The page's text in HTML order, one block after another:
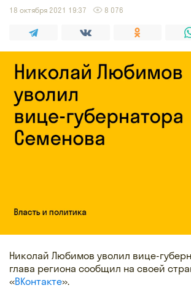
18 октября 2021 19:37 8 076
Николай Любимов уволил вице-
глава региона сообщил на своей
«ВКонтакте».